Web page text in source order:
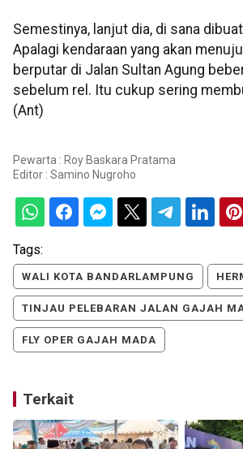
Semestinya, lanjut dia, di sana
Apalagi kendaraan yang akan
berputar di Jalan Sultan Agung
sebelum rel. Itu cukup sering
(Ant)
Pewarta : Roy Baskara Pratama
Editor : Samino Nugroho
Tags:
WALI KOTA BANDARLAMPUNG
TINJAU PELEBARAN JALAN GAJAH
FLY OPER GAJAH MADA
Terkait